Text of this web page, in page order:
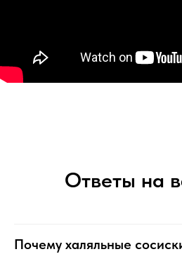
Ответы на
Почему халяльные